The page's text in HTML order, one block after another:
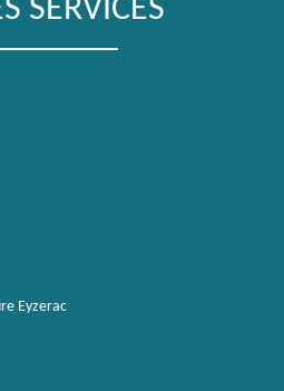
SERVICES
Eyzerac